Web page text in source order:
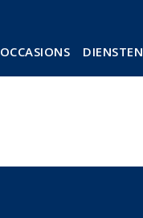
OCCASIONS DIENSTEN